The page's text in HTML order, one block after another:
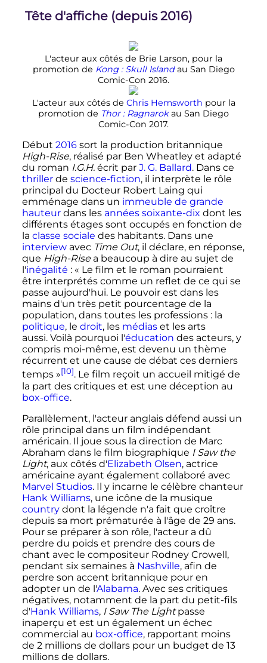
Tête d'affiche (depuis 2016)
L'acteur aux côtés de Brie Larson, pour la
promotion de Kong : Skull Islandau San Diego
Comic-Con 2016.
L'acteur aux côtés de Chris Hemsworth pour la
promotion de Thor : Ragnarokau San Diego
Comic-Con 2017.
Début 2016sort la production britannique
High-Rise, réalisé par Ben Wheatley et adapté
du roman I.G.H.écrit par J. G. Ballard. Dans ce
thrillerde science-fiction, il interprète le rôle
principal du Docteur Robert Laing qui
emménage dans un immeuble de grande
hauteurdans les années soixante-dix dont les
différents étages sont occupés en fonction de
la classe sociale des habitants. Dans une
interviewavec Time Out, il déclare, en réponse,
que High-Risea beaucoup à dire au sujet de
l'inégalité : « Le film et le roman pourraient
être interprétés comme un reflet de ce qui se
passe aujourd'hui. Le pouvoir est dans les
mains d'un très petit pourcentage de la
population, dans toutes les professions : la
politique, le droit, les médiaset les arts
aussi. Voilà pourquoi l'éducation des acteurs, y
compris moi-même, est devenu un thème
récurrent et une cause de débat ces derniers
temps »[10]. Le film reçoit un accueil mitigé de
la part des critiques et est une déception au
box-office.
Parallèlement, l'acteur anglais défend aussi un
rôle principal dans un film indépendant
américain. Il joue sous la direction de Marc
Abraham dans le film biographique I Saw the
Light, aux côtés d'Elizabeth Olsen, actrice
américaine ayant également collaboré avec
Marvel Studios. Il y incarne le célèbre chanteur
Hank Williams, une icône de la musique
countrydont la légende n'a fait que croître
depuis sa mort prématurée à l'âge de 29 ans.
Pour se préparer à son rôle, l'acteur a dû
perdre du poids et prendre des cours de
chant avec le compositeur Rodney Crowell,
pendant six semaines à Nashville, afin de
perdre son accent britannique pour en
adopter un de l'Alabama. Avec ses critiques
négatives, notamment de la part du petit-fils
d'Hank Williams, I Saw The Lightpasse
inaperçu et est un également un échec
commercial au box-office, rapportant moins
de 2 millions de dollars pour un budget de 13
millions de dollars.